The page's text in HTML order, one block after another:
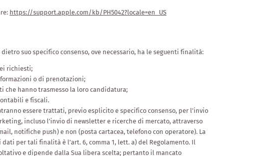
https://support.apple.com/kb/PH5042?locale=en_US
suo specifico consenso, ove necessario, ha le seguenti finalità:
richiesti;
o di prenotazioni;
che hanno trasmesso la loro candidatura;
e fiscali.
essere trattati, previo esplicito e specifico consenso, per l’invio
incluso l’invio di newsletter e ricerche di mercato, attraverso
notifiche push) e non (posta cartacea, telefono con operatore). La
per tali finalità è l’art. 6, comma 1, lett. a) del Regolamento. Il
e dipende dalla Sua libera scelta; pertanto il mancato